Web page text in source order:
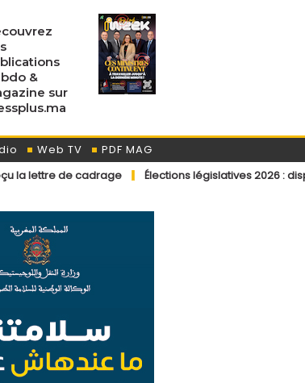
&
sur
Web TV
PDF MAG
Élections législatives 2026 : dispositions